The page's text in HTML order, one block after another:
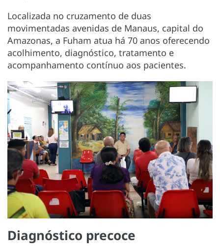
Localizada no cruzamento de duas
movimentadas avenidas de Manaus, capital do
Amazonas, a Fuham atua há 70 anos oferecendo
acolhimento, diagnóstico, tratamento e
acompanhamento contínuo aos pacientes.
Diagnóstico precoce